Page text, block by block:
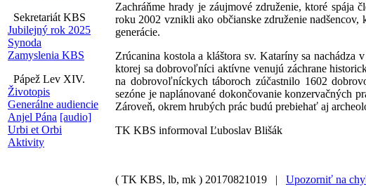
Sekretariát KBS
Jubilejný rok 2025
Synoda
Zamyslenia KBS
Pápež Lev XIV.
Životopis
Generálne audiencie
Anjel Pána [audio]
Urbi et Orbi
Aktivity
Zachráňme hrady je záujmové združenie, ktoré spája
roku 2002 vznikli ako občianske združenie
generácie.
Zrúcanina kostola a kláštora sv. Kataríny sa
ktorej sa dobrovoľníci aktívne venujú záchrane
na dobrovoľníckych táboroch zúčastnilo 1602
sezóne je naplánované dokončovanie konzervačných
Zároveň, okrem hrubých prác budú prebiehať aj
TK KBS informoval Ľuboslav Blišák
( TK KBS, lb, mk ) 20170821019 | Upozorniť na